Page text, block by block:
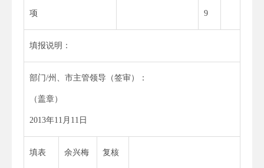
项 9
填报说明：
部门/州、市主管领导（签审）：
（盖章）
2013年11月11日
填表 余兴梅 复核